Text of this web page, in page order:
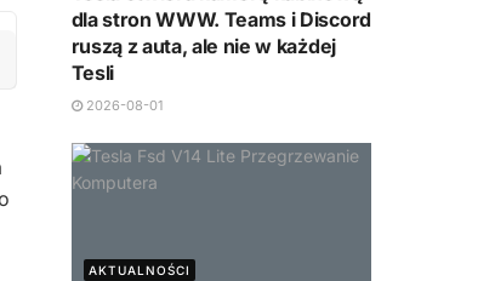
dla stron WWW. Teams i Discord
ruszą z auta, ale nie w każdej
Tesli
2026-08-01
AKTUALNOŚCI